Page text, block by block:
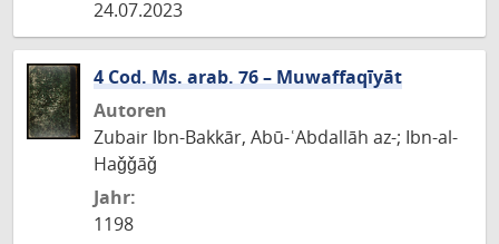
24.07.2023
4 Cod. Ms. arab. 76 – Muwaffaqīyāt
Autoren
Zubair Ibn-Bakkār, Abū-ʿAbdallāh az-; Ibn-al-
Haǧǧāǧ
Jahr:
1198